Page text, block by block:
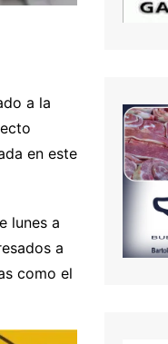
a la
en este
lunes a
​​a
como el